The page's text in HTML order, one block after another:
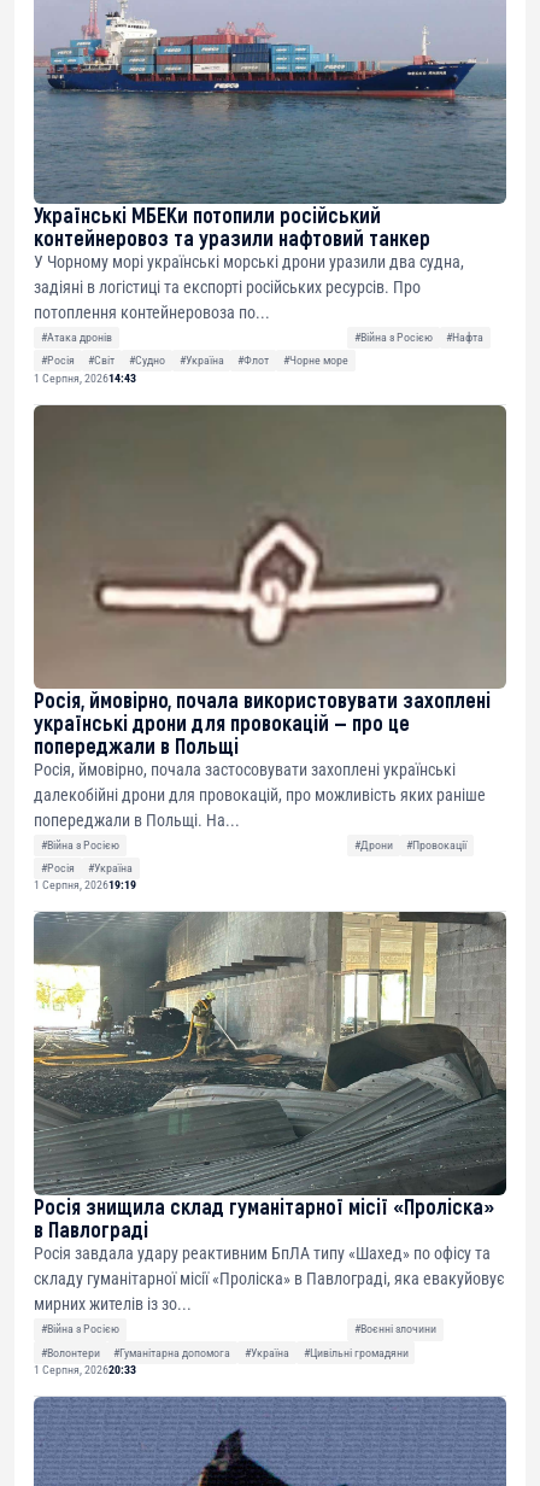
Українські МБЕКи потопили російський
контейнеровоз та уразили нафтовий танкер
У Чорному морі українські морські дрони уразили два судна,
задіяні в логістиці та експорті російських ресурсів. Про
потоплення контейнеровоза по...
#Атака дронів #Війна з Росією
#Нафта
#Росія
#Світ #Судно #Україна #Флот
#Чорне море
1 Серпня, 202614:43
Росія, ймовірно, почала використовувати захоплені
українські дрони для провокацій — про це
попереджали в Польщі
Росія, ймовірно, почала застосовувати захоплені українські
далекобійні дрони для провокацій, про можливість яких раніше
попереджали в Польщі. На...
#Війна з Росією #Дрони
#Провокації
#Росія
#Україна
1 Серпня, 202619:19
Росія знищила склад гуманітарної місії «Проліска»
в Павлограді
Росія завдала удару реактивним БпЛА типу «Шахед» по офісу та
складу гуманітарної місії «Проліска» в Павлограді, яка евакуйовує
мирних жителів із зо...
#Війна з Росією
#Воєнні злочини
#Волонтери
#Гуманітарна допомога #Україна
#Цивільні громадяни
1 Серпня, 202620:33